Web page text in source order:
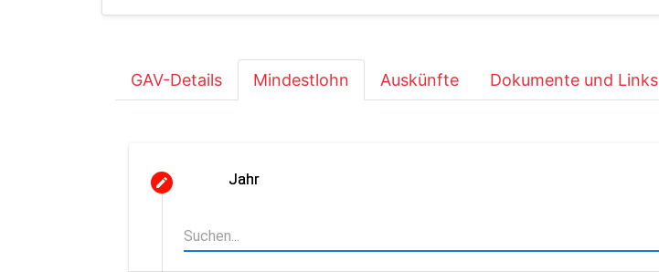
GAV-Details Mindestlohn Auskünfte Dokumente und Links
Jahr